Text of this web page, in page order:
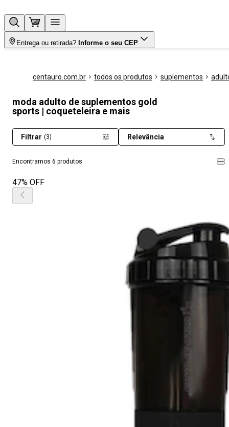
Entrega ou retirada? Informe o seu CEP
centauro.com.br todos os produtos suplementos
moda adulto de suplementos gold
sports | coqueteleira e mais
Encontramos 6 produtos
Filtrar (3) Relevância
47% OFF